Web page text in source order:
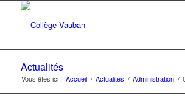
Actualités
Vous êtes ici : Accueil / Actualités / Administration /